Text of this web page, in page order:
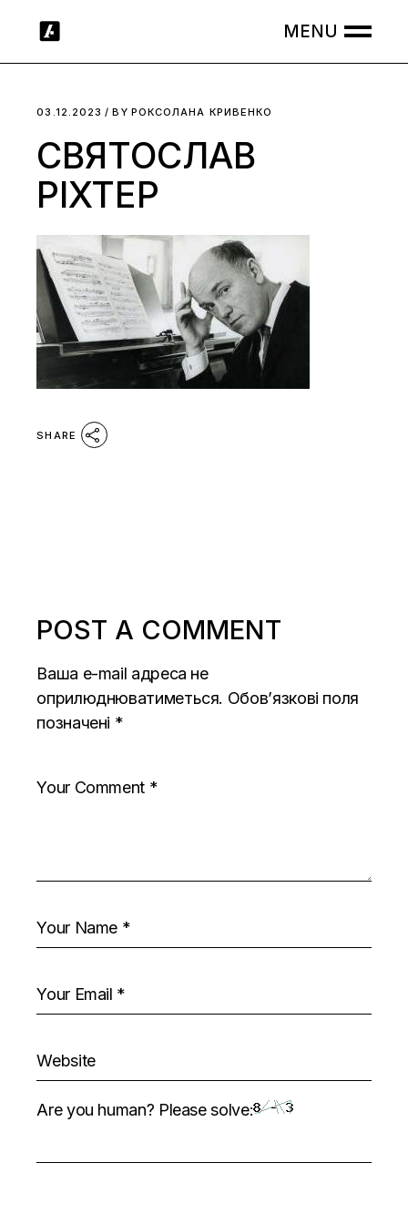
03.12.2023 BY РОКСОЛАНА КРИВЕНКО
СВЯТОСЛАВ
РІХТЕР
SHARE
POST A COMMENT
Ваша e-mail адреса не
оприлюднюватиметься. Обов’язкові поля
позначені *
Are you human? Please solve: